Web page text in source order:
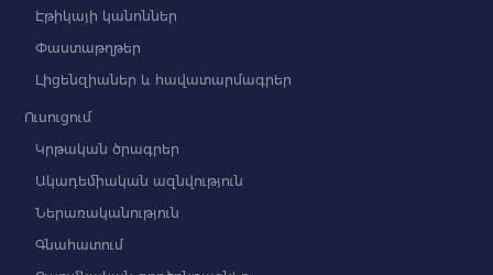
Էթիկայի կանոններ
Փաստաթղթեր
Լիցենզիաներ և հավատարմագրեր
Ուսուցում
Կրթական ծրագրեր
Ակադեմիական ազնվություն
Ներառականություն
Գնահատում